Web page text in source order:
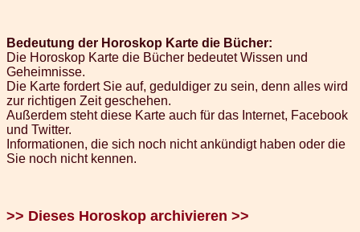
Bedeutung der Horoskop Karte die Bücher:
Die Horoskop Karte die Bücher bedeutet Wissen und
Geheimnisse.
Die Karte fordert Sie auf, geduldiger zu sein, denn alles wird
zur richtigen Zeit geschehen.
Außerdem steht diese Karte auch für das Internet, Facebook
und Twitter.
Informationen, die sich noch nicht ankündigt haben oder die
Sie noch nicht kennen.
>> Dieses Horoskop archivieren >>